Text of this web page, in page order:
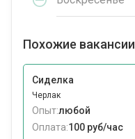
Похожие вакансии
Сиделка
Черлак
Опыт:любой
Оплата:100 руб/час